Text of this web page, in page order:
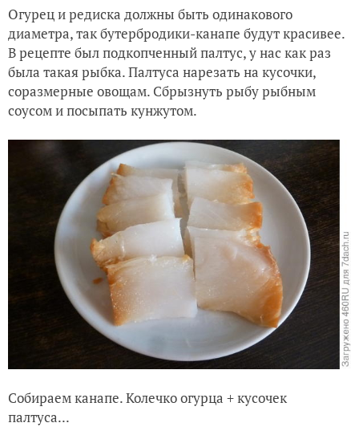
Огурец и редиска должны быть одинакового
диаметра, так бутербродики-канапе будут красивее.
В рецепте был подкопченный палтус, у нас как раз
была такая рыбка. Палтуса нарезать на кусочки,
соразмерные овощам. Сбрызнуть рыбу рыбным
соусом и посыпать кунжутом.
Собираем канапе. Колечко огурца + кусочек
палтуса...